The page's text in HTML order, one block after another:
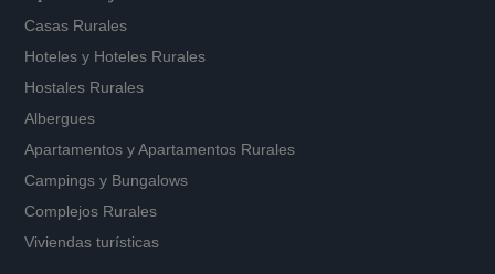
Casas Rurales
Hoteles y Hoteles Rurales
Hostales Rurales
Albergues
Apartamentos yApartamentos Rurales
Campings y Bungalows
Complejos Rurales
Viviendas turísticas